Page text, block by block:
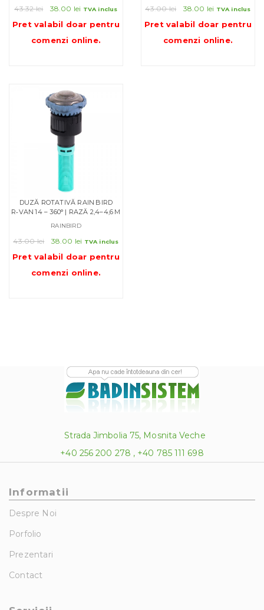
43.32lei
Prețul
a
fost:
38.00 lei Prețul
este:
38.00 lei.
TVA inclus
Pret valabil doar pentru
comenzi online.
43.00lei
Prețul
a
fost:
38.00 lei Prețul
este:
38.00 lei.
TVA inclus
Pret valabil doar pentru
comenzi online.
DUZĂ ROTATIVĂ RAIN BIRD
R‑VAN 14 – 360° | RAZĂ 2,4–4,6 M
RAINBIRD
43.00lei
Prețul
a
fost:
38.00 lei Prețul
este:
38.00 lei.
TVA inclus
Pret valabil doar pentru
comenzi online.
Strada Jimbolia 75, Mosnita Veche
+40 256 200 278 , +40 785 111 698
Informatii
Despre Noi
Porfolio
Prezentari
Contact